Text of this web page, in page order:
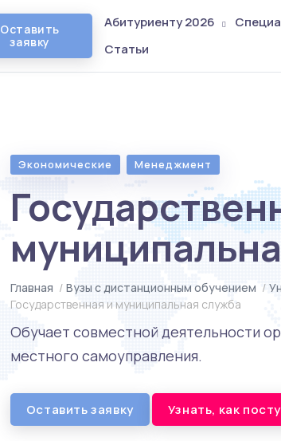
Оставить
заявку
Абитуриенту 2026
Статьи
Экономические Менеджмент
Главная / Вузы с дистанционным обучением /
Государственная и муниципальная служба
Обучает совместной деятельности
местного самоуправления.
Оставить заявку Узнать, как